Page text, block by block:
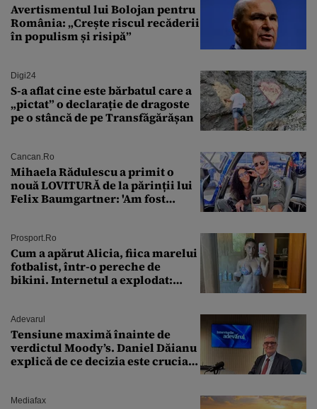
Avertismentul lui Bolojan pentru
România: „Crește riscul recăderii
în populism și risipă”
Digi24
S-a aflat cine este bărbatul care a
„pictat” o declarație de dragoste
pe o stâncă de pe Transfăgărășan
Cancan.ro
Mihaela Rădulescu a primit o
nouă LOVITURĂ de la părinții lui
Felix Baumgartner: 'Am fost
Prosport.ro
Cum a apărut Alicia, fiica marelui
fotbalist, într-o pereche de
bikini. Internetul a explodat:
Adevarul
Tensiune maximă înainte de
verdictul Moody’s. Daniel Dăianu
explică de ce decizia este crucială
Mediafax